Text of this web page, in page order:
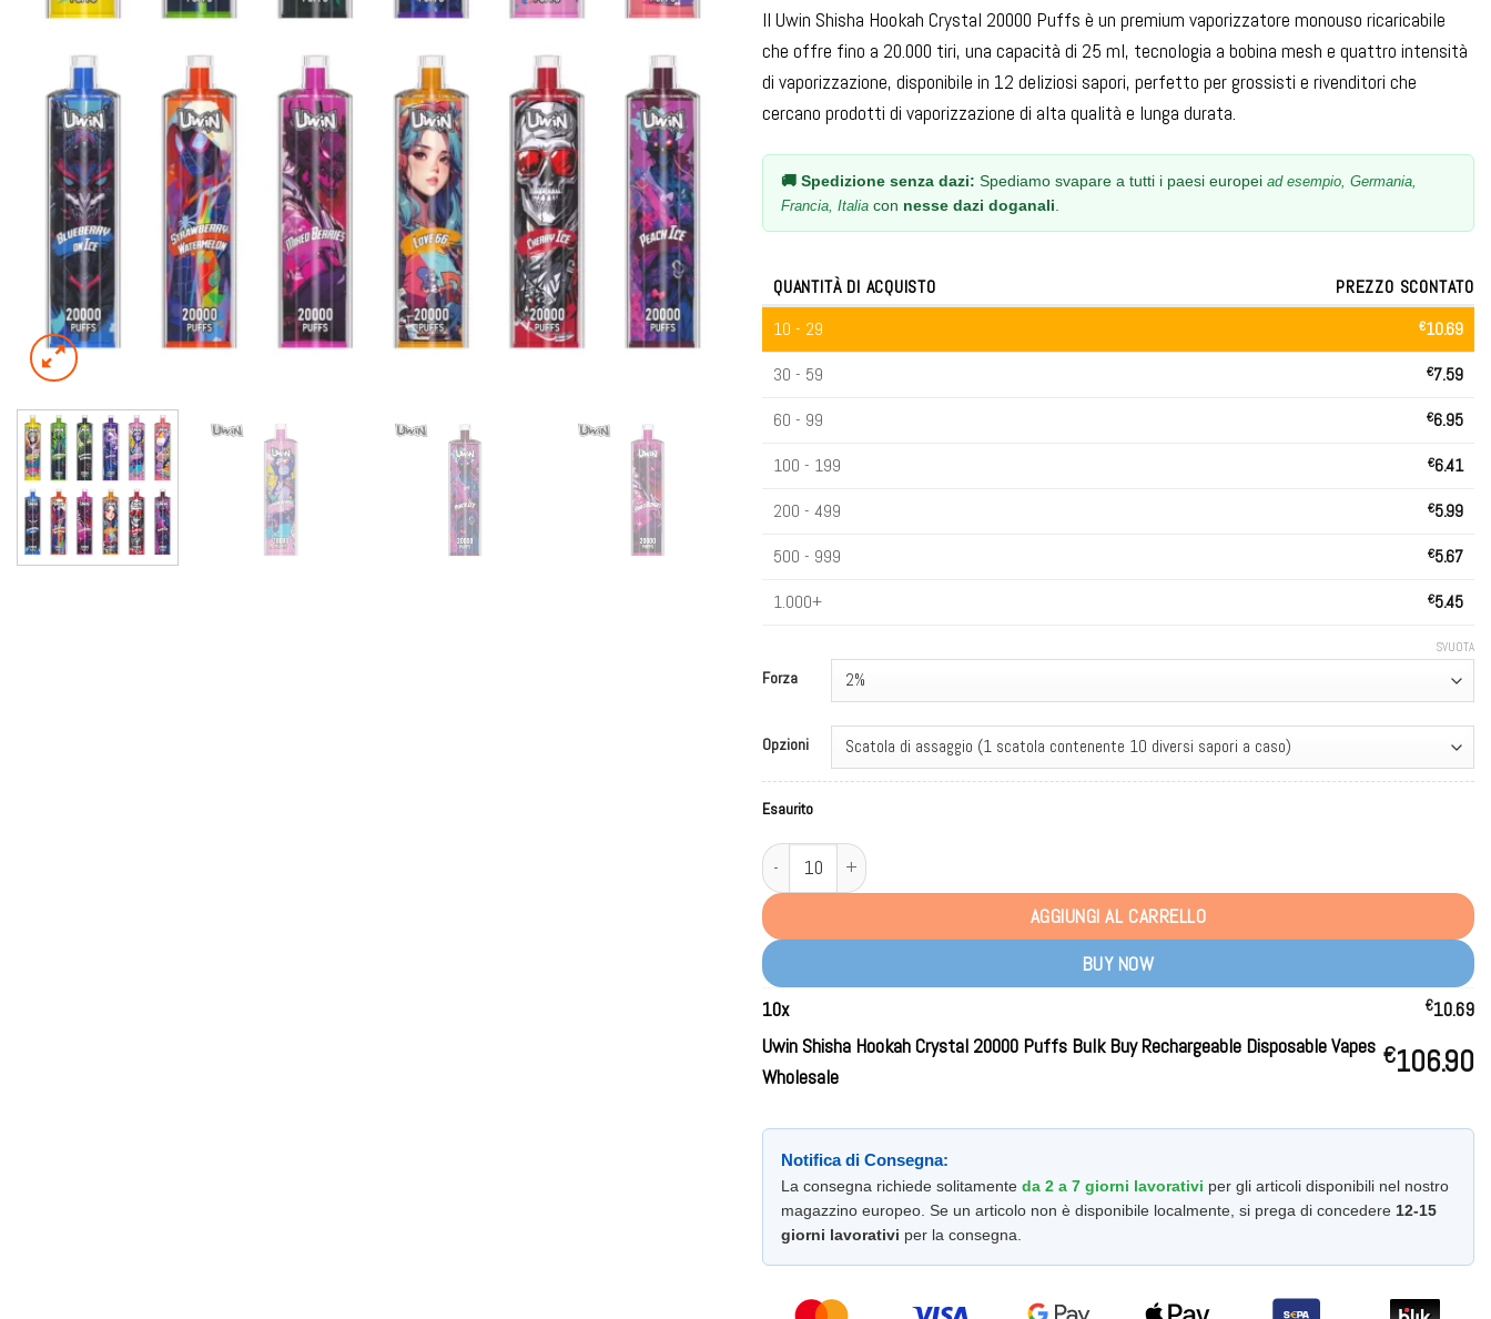
Il Uwin Shisha Hookah Crystal 20000 Puffs è un premium vaporizzatore monouso ricaricabile
che offre fino a 20.000 tiri, una capacità di 25 ml, tecnologia a bobina mesh e quattro intensità
di vaporizzazione, disponibile in 12 deliziosi sapori, perfetto per grossisti e rivenditori che
cercano prodotti di vaporizzazione di alta qualità e lunga durata.
🚚 Spedizione senza dazi: Spediamo svapare a tutti i paesi europei ad esempio, Germania,
Francia, Italia con nesse dazi doganali
QUANTITÀ DI ACQUISTO
PREZZO SCONTATO
10 - 29
€10.69
30 - 59
€7.59
60 - 99
€6.95
100 - 199
€6.41
200 - 499
€5.99
500 - 999
€5.67
1.000+
€5.45
Forza
Opzioni
SVUOTA
Esaurito
Uwin Shisha Hookah Crystal 20000 Puffs Bulk Buy Rechargeable Disposable Vapes Wholesale quantità
AGGIUNGI AL CARRELLO
BUY NOW
10x €10.69
Uwin Shisha Hookah Crystal 20000 Puffs Bulk Buy Rechargeable Disposable Vapes
Wholesale
€106.90
Notifica di Consegna:
La consegna richiede solitamente da 2 a 7 giorni lavorativi per gli articoli disponibili nel nostro
magazzino europeo. Se un articolo non è disponibile localmente, si prega di concedere 12-15
giorni lavorativi per la consegna.